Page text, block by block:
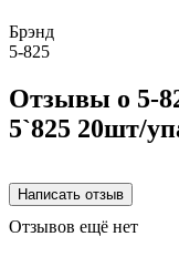
Брэнд
5-825
Отзывы о 5-
5`825 20шт/
Отзывов ещё нет